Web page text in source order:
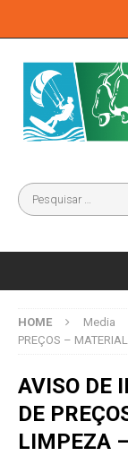
HOME Media
PREÇOS –
AVISO DE
DE
LIMPEZA